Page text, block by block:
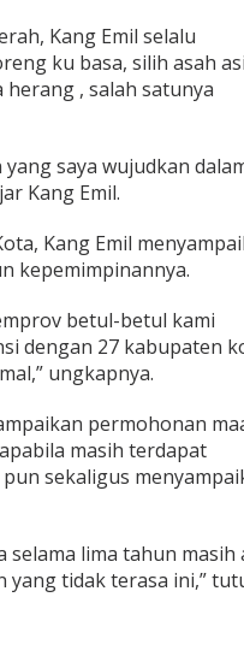
Kang Emil selalu
ku basa, silih asah
, salah satunya
saya wujudkan
Kang Emil.
Kang Emil
kepemimpinannya.
betul-betul kami
dengan 27 kabupaten
ungkapnya.
permohonan
masih terdapat
sekaligus
selama lima tahun masih
yang tidak terasa ini,”